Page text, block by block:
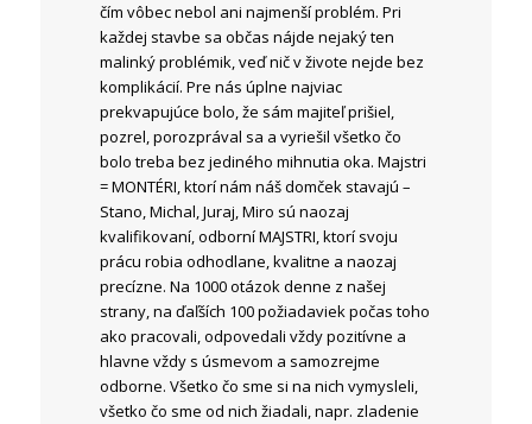
čím vôbec nebol ani najmenší problém. Pri
každej stavbe sa občas nájde nejaký ten
malinký problémik, veď nič v živote nejde bez
komplikácií. Pre nás úplne najviac
prekvapujúce bolo, že sám majiteľ prišiel,
pozrel, porozprával sa a vyriešil všetko čo
bolo treba bez jediného mihnutia oka. Majstri
= MONTÉRI, ktorí nám náš domček stavajú –
Stano, Michal, Juraj, Miro sú naozaj
kvalifikovaní, odborní MAJSTRI, ktorí svoju
prácu robia odhodlane, kvalitne a naozaj
precízne. Na 1000 otázok denne z našej
strany, na ďaľších 100 požiadaviek počas toho
ako pracovali, odpovedali vždy pozitívne a
hlavne vždy s úsmevom a samozrejme
odborne. Všetko čo sme si na nich vymysleli,
všetko čo sme od nich žiadali, napr. zladenie